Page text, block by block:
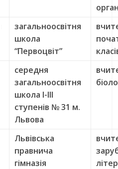
загальноосвітня
школа
“Первоцвіт”
середня
загальноосвітня
школа І-ІІІ
ступенів № 31 м.
Львова
Львівська
правнича
гімназія